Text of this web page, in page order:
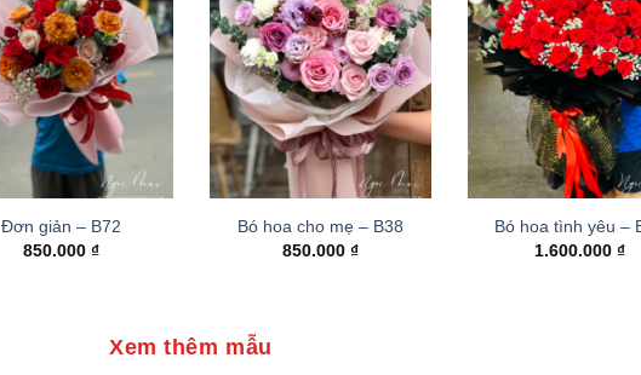
Đơn giản – B72
850.000₫
Bó hoa cho mẹ – B38
850.000 ₫
Bó hoa tình yêu –
1.600.000 ₫
Xem thêm mẫu